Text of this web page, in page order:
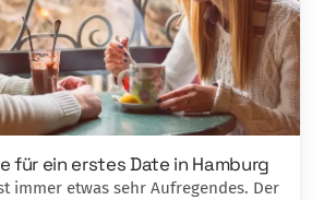
für ein erstes Date in Hamburg
immer etwas sehr Aufregendes. Der